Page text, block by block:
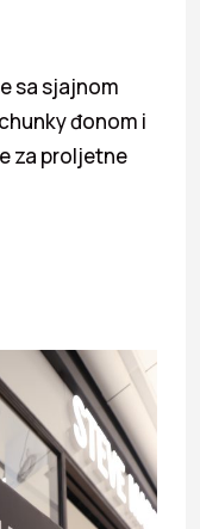
sa sjajnom
đonom i
za proljetne